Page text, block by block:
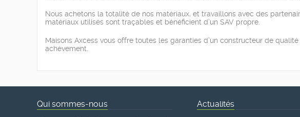
Nous achetons la totalité de nos matériaux, et travaillons avec des
matériaux utilisés sont traçables et bénéficient d’un SAV propre.
Maisons Axcess vous offre toutes les garanties d’un constructeur de
achèvement.
Qui sommes-nous Actualités